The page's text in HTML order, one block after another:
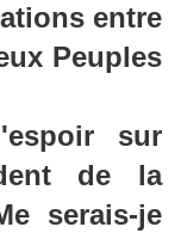
entre
Peuples
sur
de la
serais-je